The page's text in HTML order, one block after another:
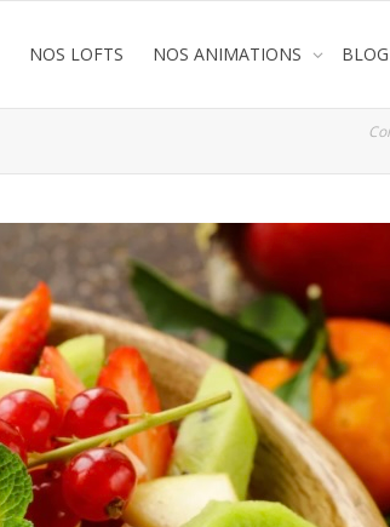
NOS LOFTS NOS ANIMATIONS BLOG